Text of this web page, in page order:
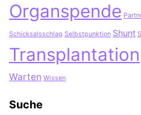
Organspende
Schicksalsschlag Selbstpunktion Shunt
Transplantation
Warten Wissen
Suche